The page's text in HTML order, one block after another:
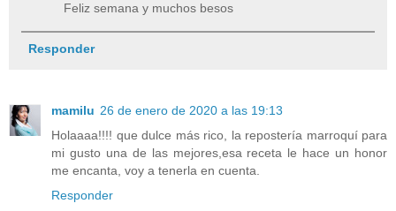
Feliz semana y muchos besos
Responder
mamilu 26 de enero de 2020 a las 19:13
Holaaaa!!!! que dulce más rico, la repostería marroquí para
mi gusto una de las mejores,esa receta le hace un honor
me encanta, voy a tenerla en cuenta.
Responder